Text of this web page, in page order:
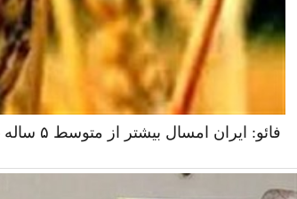
فائو: ایران امسال بیشتر از متوسط ۵ ساله غله تولید می‌کند